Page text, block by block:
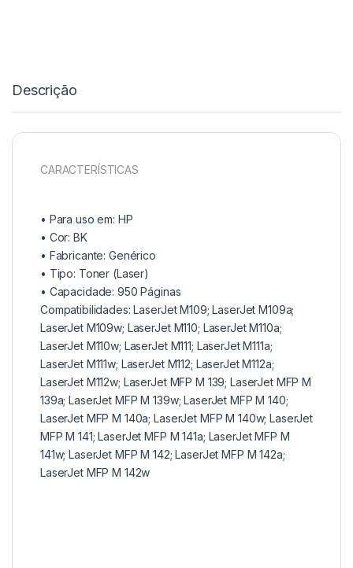
Descrição
CARACTERÍSTICAS
• Para uso em: HP
• Cor: BK
• Fabricante:Genérico
• Tipo: Toner (Laser)
• Capacidade:950 Páginas
Compatibilidades: LaserJet M109; LaserJet M109a;
LaserJet M109w; LaserJet M110; LaserJet M110a;
LaserJet M110w; LaserJet M111; LaserJet M111a;
LaserJet M111w; LaserJet M112; LaserJet M112a;
LaserJet M112w; LaserJet MFP M 139; LaserJet MFP M
139a; LaserJet MFP M 139w; LaserJet MFP M 140;
LaserJet MFP M 140a; LaserJet MFP M 140w; LaserJet
MFP M 141; LaserJet MFP M 141a; LaserJet MFP M
141w; LaserJet MFP M 142; LaserJet MFP M 142a;
LaserJet MFP M 142w